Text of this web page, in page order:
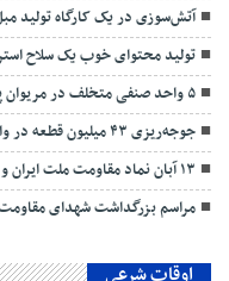
آتش‌سوزی در یک کارگاه تولید
تولید محتوای خوب یک سلاح
۵ واحد صنفی متخلف در مریوان پلمب شد
جوجه‌ریزی ۴۳ میلیون قطعه در واحدهای مرغداری کردستان
۱۳ آبان نماد مقاومت ملت ایران و ضرورت حفظ وحدت در برابر دشمنان است
مراسم بزرگداشت شهدای